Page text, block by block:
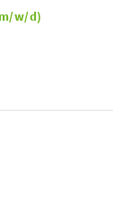
w/d)